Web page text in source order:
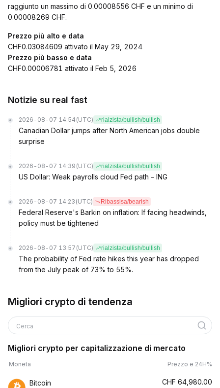
raggiunto un massimo di 0.00008556 CHF e un minimo di
0.00008269 CHF.
Prezzo più alto e data
CHF0.03084609 attivato il May 29, 2024
Prezzo più basso e data
CHF0.00006781 attivato il Feb 5, 2026
Notizie su real fast
2026-08-07 14:54 (UTC) rialzista/bullish/bullish
Canadian Dollar jumps after North American jobs double
surprise
2026-08-07 14:39 (UTC) rialzista/bullish/bullish
US Dollar: Weak payrolls cloud Fed path – ING
2026-08-07 14:23 (UTC) Ribassisa/bearish
Federal Reserve's Barkin on inflation: If facing headwinds,
policy must be tightened
2026-08-07 13:57 (UTC) rialzista/bullish/bullish
The probability of Fed rate hikes this year has dropped
from the July peak of 73% to 55%.
Migliori crypto di tendenza
Cerca
Migliori crypto per capitalizzazione di mercato
Moneta Prezzo e 24H%
Bitcoin CHF 64,980.00